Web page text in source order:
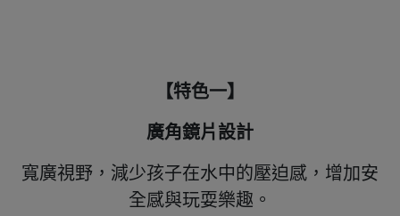
【特色一】
廣角鏡片設計
寬廣視野，減少孩子在水中的壓迫感，增加安
全感與玩耍樂趣。